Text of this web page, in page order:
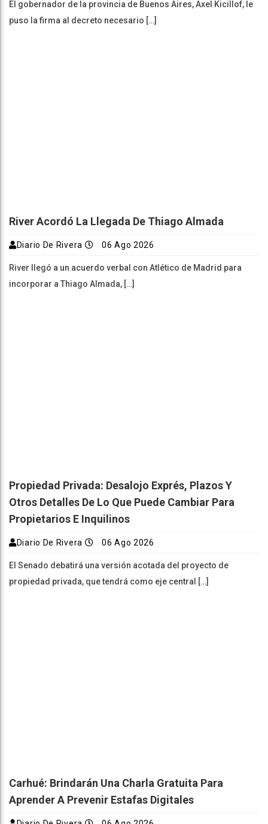
El gobernador de la provincia de Buenos Aires, Axel Kicillof, le
puso la firma al decreto necesario […]
River Acordó La Llegada De Thiago Almada
Diario De Rivera 06 Ago 2026
River llegó a un acuerdo verbal con Atlético de Madrid para
incorporar a Thiago Almada, […]
Propiedad Privada: Desalojo Exprés, Plazos Y
Otros Detalles De Lo Que Puede Cambiar Para
Propietarios E Inquilinos
Diario De Rivera 06 Ago 2026
El Senado debatirá una versión acotada del proyecto de
propiedad privada, que tendrá como eje central […]
Carhué: Brindarán Una Charla Gratuita Para
Aprender A Prevenir Estafas Digitales